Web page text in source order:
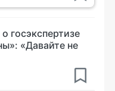
госэкспертизе
«Давайте не